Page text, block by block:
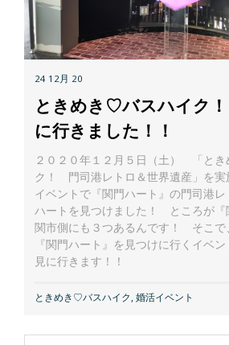
24 12月 20
ときめき♡バスハイク
に行きました！！
２０２０年１２月５日（土） 「と
ク！ 門司港レトロ＆世界遺産」を実
イベントで『関門ハート』の門司港
ハートを見つけました！ ところが『
関市側にも３つあるんです！ そこで
『関門ハート』を見つけに行くイベ
見に行きます！！
ときめき♡バスハイク,婚活イベント